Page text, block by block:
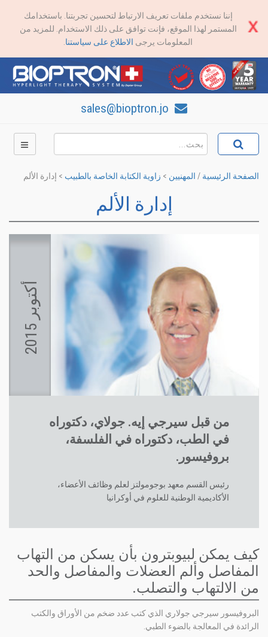
إننا نستخدم ملفات تعريف الارتباط لتحسين تجربتنا. باستخدامك
المستمر لهذا الموقع، فإنت توافق على ذلك الاستخدام. للمزيد من
المعلومات يرجى الاطلاع على سياستنا
الصفحة الرئيسية / المهنيين > زاوية الكتابة الخاصة بالطبيب > إدارة الألم
إدارة الألم
أ
ك
ت
و
ب
ر
2
0
1
5
من قبل سيرجي إيه. جولاي، دكتوراه
في الطب، دكتوراه في الفلسفة،
بروفيسور.
رئيس القسم معهد بوجومولتز لعلم وظائف الأعضاء،
الأكاديمية الوطنية للعلوم في أوكرانيا
كيف يمكن لبيوبترون بأن يسكن من التهاب
المفاصل وألم العضلات والمفاصل والحد
من الالتهاب والتصلب.
البروفيسور سيرجي جولاري الذي كتب عدد ضخم من الأوراق والكتب
الرائدة في المعالجة بالضوء الطبي.